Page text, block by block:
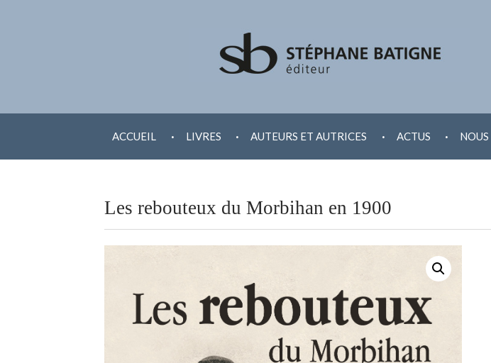
AU
ACCUEIL . LIVRES . AUTEURS ET AUTRICES . ACTUS . NOUS
Les rebouteux du Morbihan en 1900